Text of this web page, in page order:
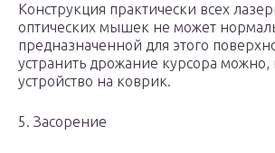
Конструкция практически всех
оптических мышек не может
предназначенной для этого
устранить дрожание курсора можно,
устройство на коврик.
5. Засорение